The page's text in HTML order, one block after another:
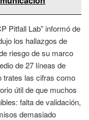
Pitfall Lab” informó de
los hallazgos de
riesgo de su marco
de 27 líneas de
trates las cifras como
útil de que muchos
falta de validación,
demasiado